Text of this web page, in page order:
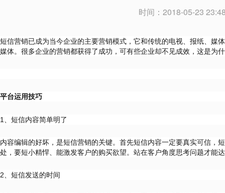
时间： 2018-05-23
短信营销已成为当今企业的主要营销模式，它和传统的电视、报纸、媒
媒体。很多企业的营销都获得了成功，可有些企业却不见成效，这是为
平台运用技巧
1、短信内容简单明了
内容编辑的好坏，是短信营销的关键。首先短信内容一定要真实可信，
处，要短小精悍、能激发客户的购买欲望。站在客户角度思考问题才能
2、短信发送的时间